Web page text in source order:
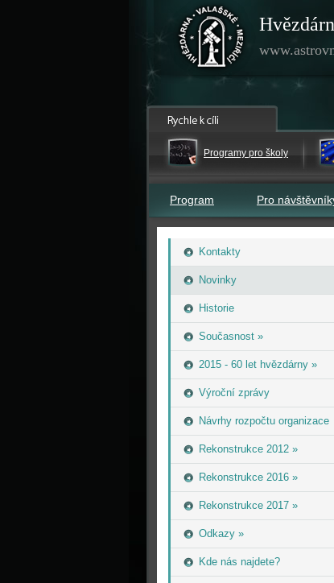
Programy pro školy
Program Pro
Kontakty
Novinky
Historie
Současnost »
2015 - 60 let hvězdárny »
Výroční zprávy
Návrhy rozpočtu organizace
Rekonstrukce 2012 »
Rekonstrukce 2016 »
Rekonstrukce 2017 »
Odkazy »
Kde nás najdete?